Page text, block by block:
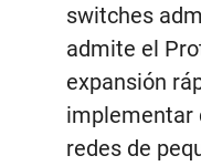
switches
admite el
expansión
implementar
redes de